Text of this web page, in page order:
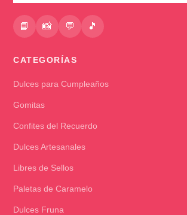
📘 📸 💬 🎵
CATEGORÍAS
Dulces para Cumpleaños
Gomitas
Confites del Recuerdo
Dulces Artesanales
Libres de Sellos
Paletas de Caramelo
Dulces Fruna